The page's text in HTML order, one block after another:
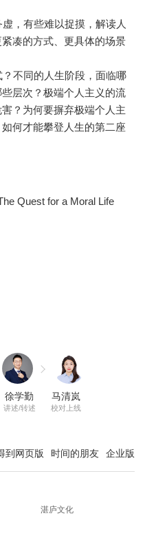
，有些难以捉摸，解读人
凑的方式、更具体的场景
不同的人生阶段，面临哪
层次？极端个人主义的流
？为何要摒弃极端个人主
何才能攀登人生的第二座
Quest for a Moral Life
徐学勤
讲述/转述
马清岚
校对上线
到网页版 时间的朋友 企业版
湛庐文化